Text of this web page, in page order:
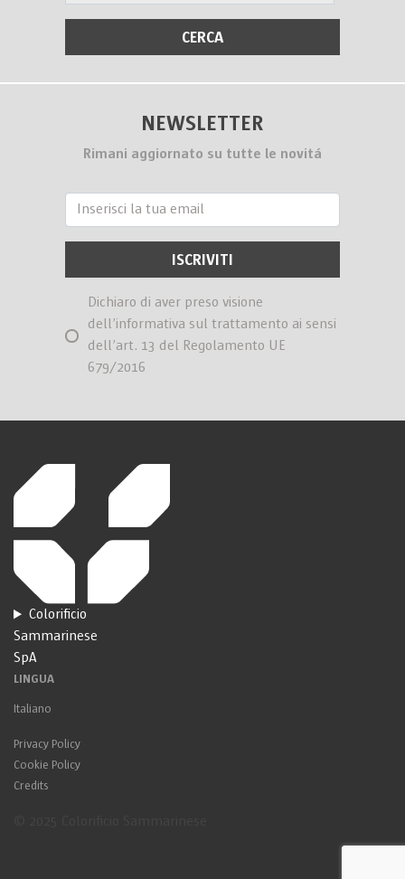
NEWSLETTER
Rimani aggiornato su tutte le novitá
Dichiaro di aver preso visione
dell’informativa sul trattamento ai sensi
dell’art. 13 del Regolamento UE
679/2016
Colorificio
Sammarinese
SpA
LINGUA
Italiano
Privacy Policy
Cookie Policy
Credits